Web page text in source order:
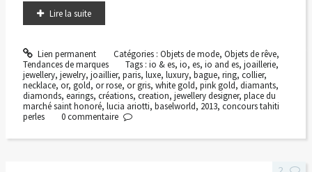
Lire la suite
Lien permanent Catégories : Objets de mode, Objets de rêve,
Tendances de marques
Tags :io & es,io,es,io and es,joaillerie,
jewellery, jewelry, joaillier, paris, luxe, luxury, bague, ring, collier,
necklace, or, gold, or rose, or gris, white gold, pink gold, diamants,
diamonds, earings, créations, creation, jewellery designer, place du
marché saint honoré, lucia ariotti, baselworld, 2013, concours tahiti
perles
0commentaire